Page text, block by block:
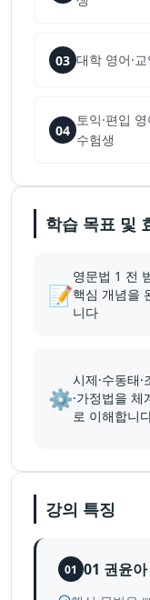
03 대학 영어·
04
토익·편입
수험생
학습 목표 및
📝
영문법 1 전
핵심 개념을
니다
⚙️
시제·수동태·
·가정법을 체
로 이해합니
강의 특징
01 01 권윤